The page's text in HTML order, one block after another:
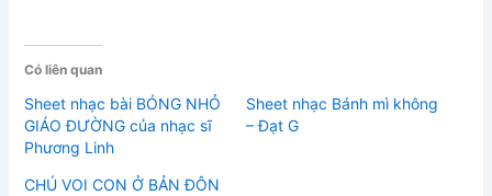
Có liên quan
Sheet nhạc bài BÓNG NHỎ
GIÁO ĐƯỜNG của nhạc sĩ
Phương Linh
Sheet nhạc Bánh mì không
– Đạt G
CHÚ VOI CON Ở BẢN ĐÔN